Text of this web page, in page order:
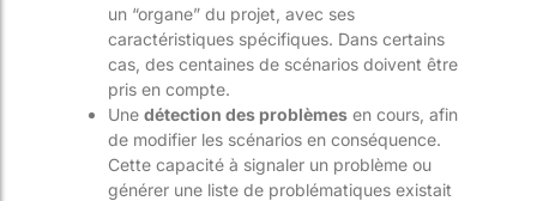
un “organe” du projet, avec ses
caractéristiques spécifiques. Dans certains
cas, des centaines de scénarios doivent être
pris en compte.
Une détection des problèmes en cours, afin
de modifier les scénarios en conséquence.
Cette capacité à signaler un problème ou
générer une liste de problématiques existait